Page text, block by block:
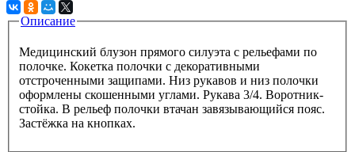
Описание
Медицинский блузон прямого силуэта с рельефами по
полочке. Кокетка полочки с декоративными
отстроченными защипами. Низ рукавов и низ полочки
оформлены скошенными углами. Рукава 3/4. Воротник-
стойка. В рельеф полочки втачан завязывающийся пояс.
Застёжка на кнопках.